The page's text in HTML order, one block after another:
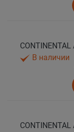
В наличии